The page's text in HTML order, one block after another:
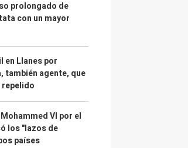
prolongado de
con un mayor
en Llanes por
también agente, que
VI por el
los "lazos de
países